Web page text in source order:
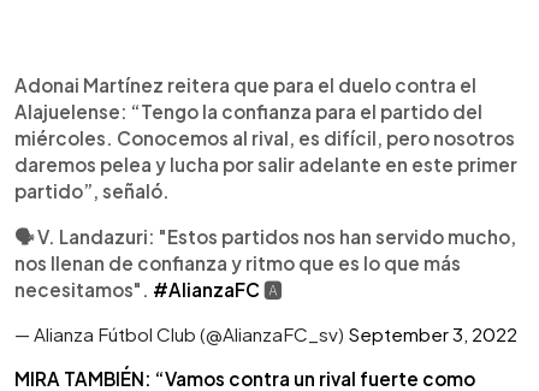
Adonai Martínez reitera que para el duelo contra el
Alajuelense: “Tengo la confianza para el partido del
miércoles. Conocemos al rival, es difícil, pero nosotros
daremos pelea y lucha por salir adelante en este primer
partido”, señaló.
🗣 V. Landazuri: "Estos partidos nos han servido mucho,
nos llenan de confianza y ritmo que es lo que más
necesitamos". #AlianzaFC 🅰️
— Alianza Fútbol Club (@AlianzaFC_sv) September 3, 2022
MIRA TAMBIÉN: “Vamos contra un rival fuerte como